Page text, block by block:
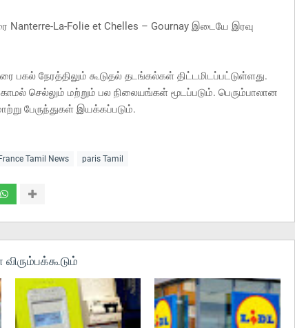
Nanterre-La-Folie et Chelles – Gournay இடையே இரவு
பகல் நேரத்திலும் கூடுதல் தடங்கல்கள் திட்டமிடப்பட்டுள்ளது.
செல்லும் மற்றும் பல நிலையங்கள் மூடப்படும். பெரும்பாலான
பேருந்துகள் இயக்கப்படும்.
Tamil News paris Tamil